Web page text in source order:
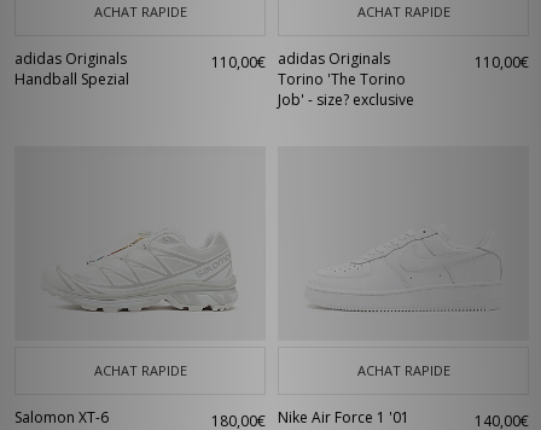
ACHAT RAPIDE
adidas Originals
Handball Spezial
110,00€
ACHAT RAPIDE
adidas Originals
Torino 'The Torino
Job' - size? exclusive
110,00€
ACHAT RAPIDE
Salomon XT-6 180,00€
ACHAT RAPIDE
Nike Air Force 1 '01 140,00€